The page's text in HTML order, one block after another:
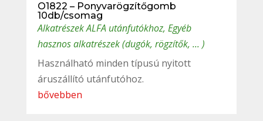
O1822 – Ponyvarögzítőgomb
10db/csomag
Alkatrészek ALFA utánfutókhoz, Egyéb
hasznos alkatrészek (dugók, rögzítők, ... )
Használható minden típusú nyitott
áruszállító utánfutóhoz.
bővebben